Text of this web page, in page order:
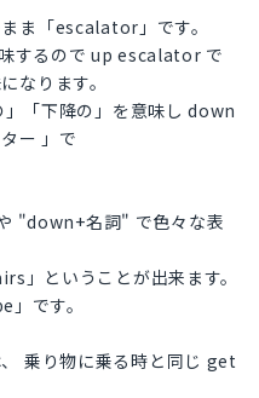
ま「escalator」です。
するので up escalator で
なります。
「下降の」を意味し down
ー 」で
"down+名詞" で色々な表
」ということが出来ます。
です。
乗り物に乗る時と同じ get